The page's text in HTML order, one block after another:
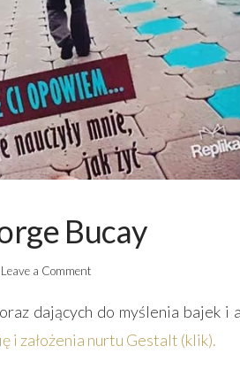
Bucay
Leave a Comment
dających do myślenia bajek
i założenia nurtu Gestalt (klik).